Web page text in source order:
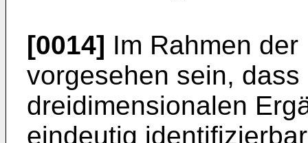
[0014] Im Rahmen
vorgesehen sein,
dreidimensionalen
eindeutig